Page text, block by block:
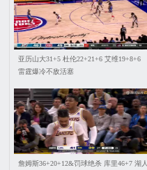
亚历山大31+5 杜伦22+21+6 艾维19+8+6
雷霆爆冷不敌活塞
詹姆斯36+20+12&罚球绝杀 库里46+7 湖人